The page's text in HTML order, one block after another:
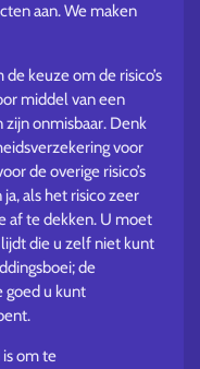
aan. We maken
keuze om de risico’s
middel van een
onmisbaar. Denk
voor
de overige risico’s
als het risico zeer
af te dekken. U moet
die u zelf niet kunt
de
goed u kunt
is om te